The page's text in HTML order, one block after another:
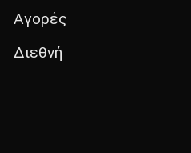
Αγορές
Διεθνή